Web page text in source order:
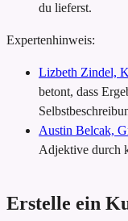
du lieferst.
Expertenhinweis:
Lizbeth Zindel,
betont, dass
Austin Belcak,
Adjektive durch
Erstelle ein